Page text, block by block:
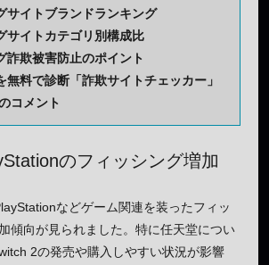
サイトブランドランキング
サイトカテゴリ別構成比
詐欺被害防止のポイント
無料で診断「詐欺サイトチェッカー」
コメント
のフィッシング増加
などゲーム関連を装ったフィッ
傾向が見られました。特に任天堂につい
2の発売や購入しやすい状況が影響